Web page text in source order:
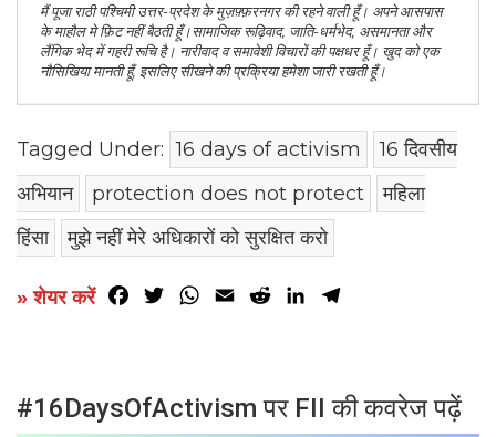
मैं पूजा राठी पश्चिमी उत्तर-प्रदेश के मुज़फ़्फ़रनगर की रहने वाली हूँ। अपने आसपास
के माहौल मे फ़िट नहीं बैठती हूँ।सामाजिक रूढ़िवाद, जाति-धर्मभेद, असमानता और
लैंगिक भेद में गहरी रूचि है। नारीवाद व समावेशी विचारों की पक्षधर हूँ। खुद को एक
नौसिखिया मानती हूँ, इसलिए सीखने की प्रक्रिया हमेशा जारी रखती हूँ।
Tagged Under: 16 days of activism
16 दिवसीय
अभियान
protection does not protect
महिला
हिंसा
मुझे नहीं मेरे अधिकारों को सुरक्षित करो
» शेयर करें Facebook
TwitterWhatsApp
Email RedditLinkedIn
#16DaysOfActivism पर FII की कवरेज पढ़ें